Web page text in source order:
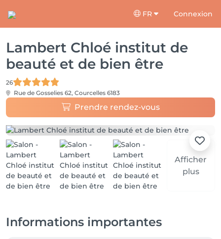
FR Connexion
Lambert Chloé institut de
beauté et de bien être
26
Rue de Gosselies 62, Courcelles 6183
Prendre rendez-vous
Afficher
plus
Informations importantes